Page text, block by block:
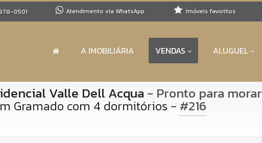
0501 Atendimento via WhatsApp imóveis favoritos
A IMOBILIÁRIA VENDAS ALUGUEL
Valle Dell Acqua - Pronto para morar
Gramado com 4 dormitórios - #216